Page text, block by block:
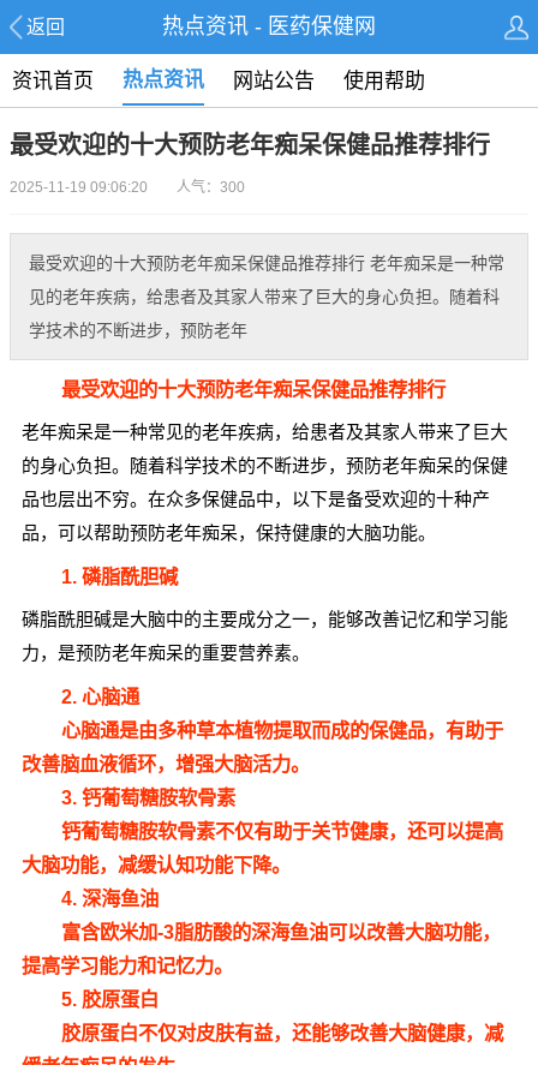
返回 热点资讯 - 医药保健网
资讯首页 热点资讯 网站公告 使用帮助
最受欢迎的十大预防老年痴呆保健品推荐排行
2025-11-19 09:06:20 人气：300
最受欢迎的十大预防老年痴呆保健品推荐排行 老年痴呆是一种常
见的老年疾病，给患者及其家人带来了巨大的身心负担。随着科
学技术的不断进步，预防老年
最受欢迎的十大预防老年痴呆保健品推荐排行
老年痴呆是一种常见的老年疾病，给患者及其家人带来了巨大
的身心负担。随着科学技术的不断进步，预防老年痴呆的保健
品也层出不穷。在众多保健品中，以下是备受欢迎的十种产
品，可以帮助预防老年痴呆，保持健康的大脑功能。
1. 磷脂酰胆碱
磷脂酰胆碱是大脑中的主要成分之一，能够改善记忆和学习能
力，是预防老年痴呆的重要营养素。
2. 心脑通
心脑通是由多种草本植物提取而成的保健品，有助于
改善脑血液循环，增强大脑活力。
3. 钙葡萄糖胺软骨素
钙葡萄糖胺软骨素不仅有助于关节健康，还可以提高
大脑功能，减缓认知功能下降。
4. 深海鱼油
富含欧米加-3脂肪酸的深海鱼油可以改善大脑功能，
提高学习能力和记忆力。
5. 胶原蛋白
胶原蛋白不仅对皮肤有益，还能够改善大脑健康，减